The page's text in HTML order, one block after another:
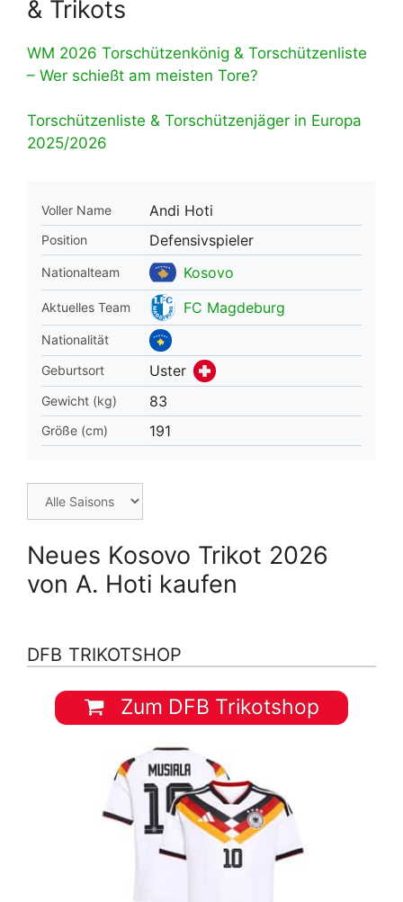
& Trikots
WM 2026 Torschützenkönig & Torschützenliste
– Wer schießt am meisten Tore?
Torschützenliste & Torschützenjäger in Europa
2025/2026
Voller Name Andi Hoti
Position Defensivspieler
Nationalteam Kosovo
Aktuelles Team FC Magdeburg
Nationalität
Geburtsort
Uster
Gewicht (kg) 83
Größe (cm) 191
Neues Kosovo Trikot 2026
von A. Hoti kaufen
DFB TRIKOTSHOP
Zum DFB Trikotshop